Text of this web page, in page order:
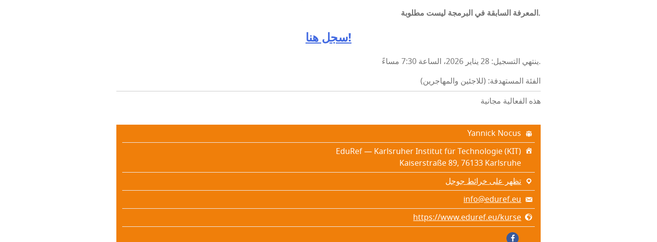
المعرفة السابقة في البرمجة ليست مطلوبة.
سجل هنا!
ينتهي التسجيل: 28 يناير 2026، الساعة 7:30 مساءً.
الفئة المستهدفة: (للاجئين والمهاجرين)
هذه الفعالية مجانية
Yannick Nocus
EduRef — Karlsruher Institut für Technologie (KIT)
Kaiserstraße 89, 76133 Karlsruhe
تظهر على خرائط جوجل
info@eduref.eu
https://www.eduref.eu/kurse